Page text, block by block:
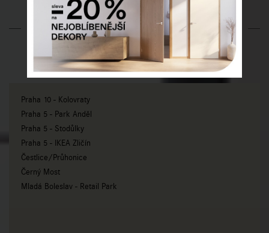
SÍŤ PRODEJEN DODO
DVEŘE
Praha 10 - Kolovraty
Praha 5 - Park Anděl
Praha 5 - Stodůlky
Praha 5 - IKEA Zličín
Čestlice/Průhonice
Černý Most
Mladá Boleslav - Retail Park